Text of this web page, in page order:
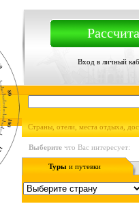
Вход в личный
Страны, отели, места отдыха,
Выберите что Вас интересует:
Туры и путевки